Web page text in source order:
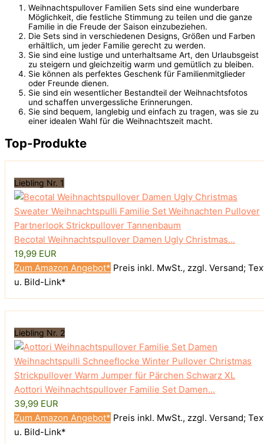
Weihnachtspullover Familien Sets sind eine wunderbare
Möglichkeit, die festliche Stimmung zu teilen und die ganze
Familie in die Freude der Saison einzubeziehen.
Die Sets sind in verschiedenen Designs, Größen und Farben
erhältlich, um jeder Familie gerecht zu werden.
Sie sind eine lustige und unterhaltsame Art, den Urlaubsgeist
zu steigern und gleichzeitig warm und gemütlich zu bleiben.
Sie können als perfektes Geschenk für Familienmitglieder
oder Freunde dienen.
Sie sind ein wesentlicher Bestandteil der Weihnachtsfotos
und schaffen unvergessliche Erinnerungen.
Sie sind bequem, langlebig und einfach zu tragen, was sie zu
einer idealen Wahl für die Weihnachtszeit macht.
Top-Produkte
Liebling Nr. 1
Becotal Weihnachtspullover Damen Ugly Christmas...
19,99 EUR
Zum Amazon Angebot* Preis inkl. MwSt., zzgl. Versand;
u. Bild-Link*
Liebling Nr. 2
Aottori Weihnachtspullover Familie Set Damen...
39,99 EUR
Zum Amazon Angebot* Preis inkl. MwSt., zzgl. Versand;
u. Bild-Link*